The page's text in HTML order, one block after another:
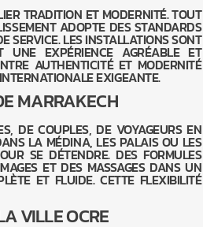
TRADITION ET MODERNITÉ. TOUT
ADOPTE DES STANDARDS
SERVICE. LES INSTALLATIONS SONT
UNE EXPÉRIENCE AGRÉABLE ET
AUTHENTICITÉ ET MODERNITÉ
EXIGEANTE.
MARRAKECH
DE COUPLES, DE VOYAGEURS EN
LA MÉDINA, LES PALAIS OU LES
SE DÉTENDRE. DES FORMULES
ET DES MASSAGES DANS UN
ET FLUIDE. CETTE FLEXIBILITÉ
VILLE OCRE